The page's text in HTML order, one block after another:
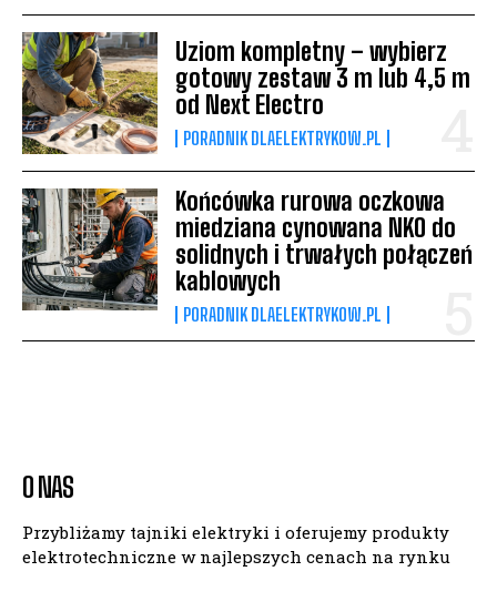
Uziom kompletny – wybierz
gotowy zestaw 3 m lub 4,5 m
od Next Electro
PORADNIK DLAELEKTRYKOW.PL
Końcówka rurowa oczkowa
miedziana cynowana NKO do
solidnych i trwałych połączeń
kablowych
PORADNIK DLAELEKTRYKOW.PL
O NAS
Przybliżamy tajniki elektryki i oferujemy produkty
elektrotechniczne w najlepszych cenach na rynku